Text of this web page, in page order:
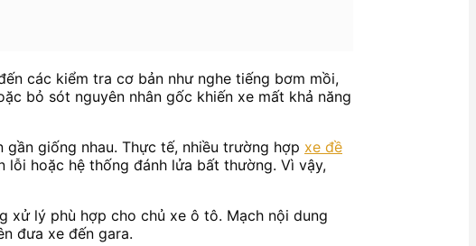
các kiểm tra cơ bản như nghe tiếng bơm mồi,
bỏ sót nguyên nhân gốc khiến xe mất khả năng
giống nhau. Thực tế, nhiều trường hợp xe đề
hoặc hệ thống đánh lửa bất thường. Vì vậy,
xử lý phù hợp cho chủ xe ô tô. Mạch nội dung
đưa xe đến gara.